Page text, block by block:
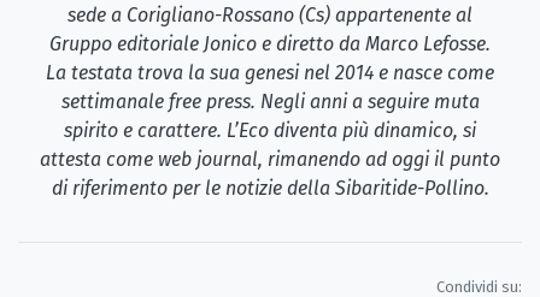
sede a Corigliano-Rossano (Cs) appartenente al
Gruppo editoriale Jonico e diretto da Marco Lefosse.
La testata trova la sua genesi nel 2014 e nasce come
settimanale free press. Negli anni a seguire muta
spirito e carattere. L’Eco diventa più dinamico, si
attesta come web journal, rimanendo ad oggi il punto
di riferimento per le notizie della Sibaritide-Pollino.
Condividi su: